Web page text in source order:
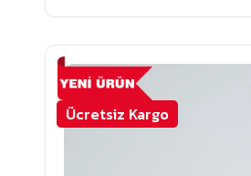
Ücretsiz Kargo